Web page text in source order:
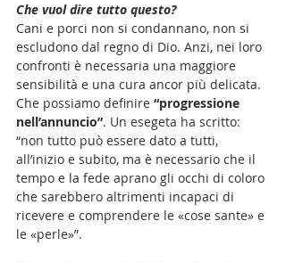
Che vuol dire tutto questo?
Cani e porci non si condannano, non si
escludono dal regno di Dio. Anzi, nei loro
confronti è necessaria una maggiore
sensibilità e una cura ancor più delicata.
Che possiamo definire “progressione
nell’annuncio”. Un esegeta ha scritto:
“non tutto può essere dato a tutti,
all’inizio e subito, ma è necessario che il
tempo e la fede aprano gli occhi di coloro
che sarebbero altrimenti incapaci di
ricevere e comprendere le «cose sante» e
le «perle»”.